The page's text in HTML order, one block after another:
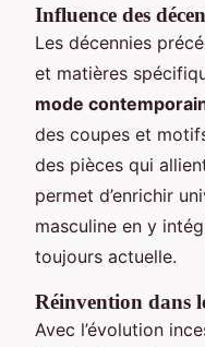
Influence des
Les décennies
et matières
mode
des coupes et
des pièces qui
permet d’enrichir
masculine en y
toujours actuelle.
Réinvention dans
Avec l’évolution